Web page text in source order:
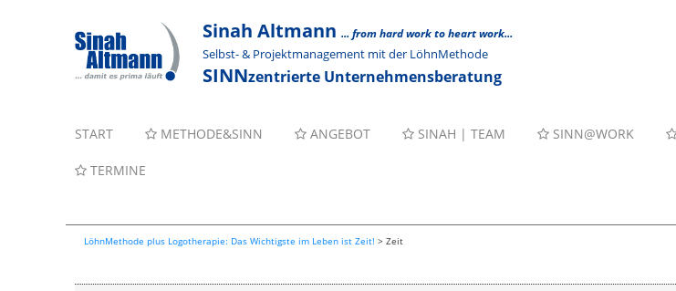
Sinah Altmann ... from hard work to heart work...
Selbst- & Projektmanagement mit der LöhnMethode
SINNzentrierte Unternehmensberatung
START METHODE&SINN ANGEBOT SINAH | TEAM SINN@WORK
TERMINE
LöhnMethode plus Logotherapie: Das Wichtigste im Leben ist Zeit! > Zeit